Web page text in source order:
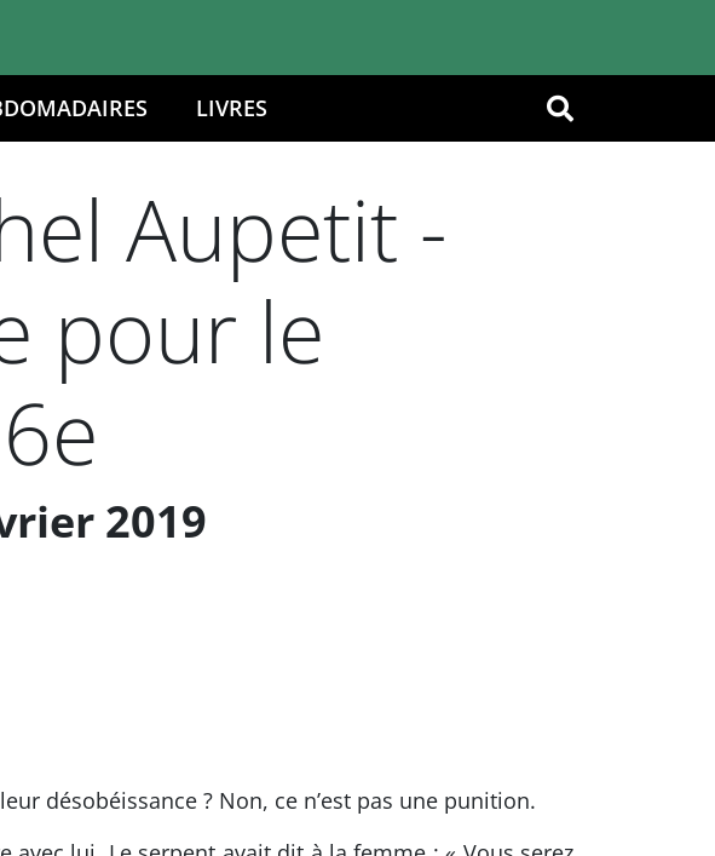
OK
LIVRES
Aupetit -
pour le
2019
désobéissance ? Non, ce n’est pas une punition.